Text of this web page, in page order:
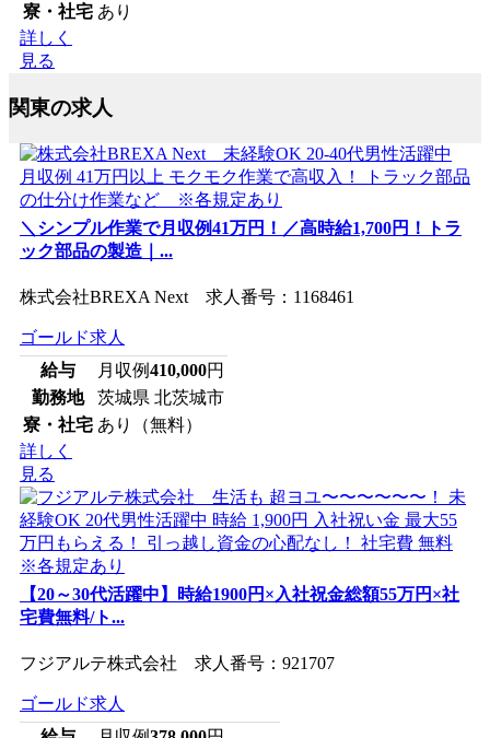
寮・社宅 あり
詳しく
見る
関東の求人
＼シンプル作業で月収例41万円！／高時給1,700円！トラ
ック部品の製造｜...
株式会社BREXA Next 求人番号：1168461
ゴールド求人
給与
月収例410,000円
勤務地
茨城県 北茨城市
寮・社宅 あり（無料）
詳しく
見る
【20～30代活躍中】時給1900円×入社祝金総額55万円×社
宅費無料/ト...
フジアルテ株式会社 求人番号：921707
ゴールド求人